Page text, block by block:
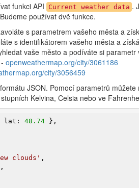
funkci API Current weather data .
používat dvě funkce.
s parametrem vašeho města a
s identifikátorem vašeho města a
vaše město a podíváte si parametr
- openweathermap.org/city/3061186
city/3056459
JSON. Pomocí parametrů
Kelvina, Celsia nebo ve
lat: 48.74 },
clouds' ,